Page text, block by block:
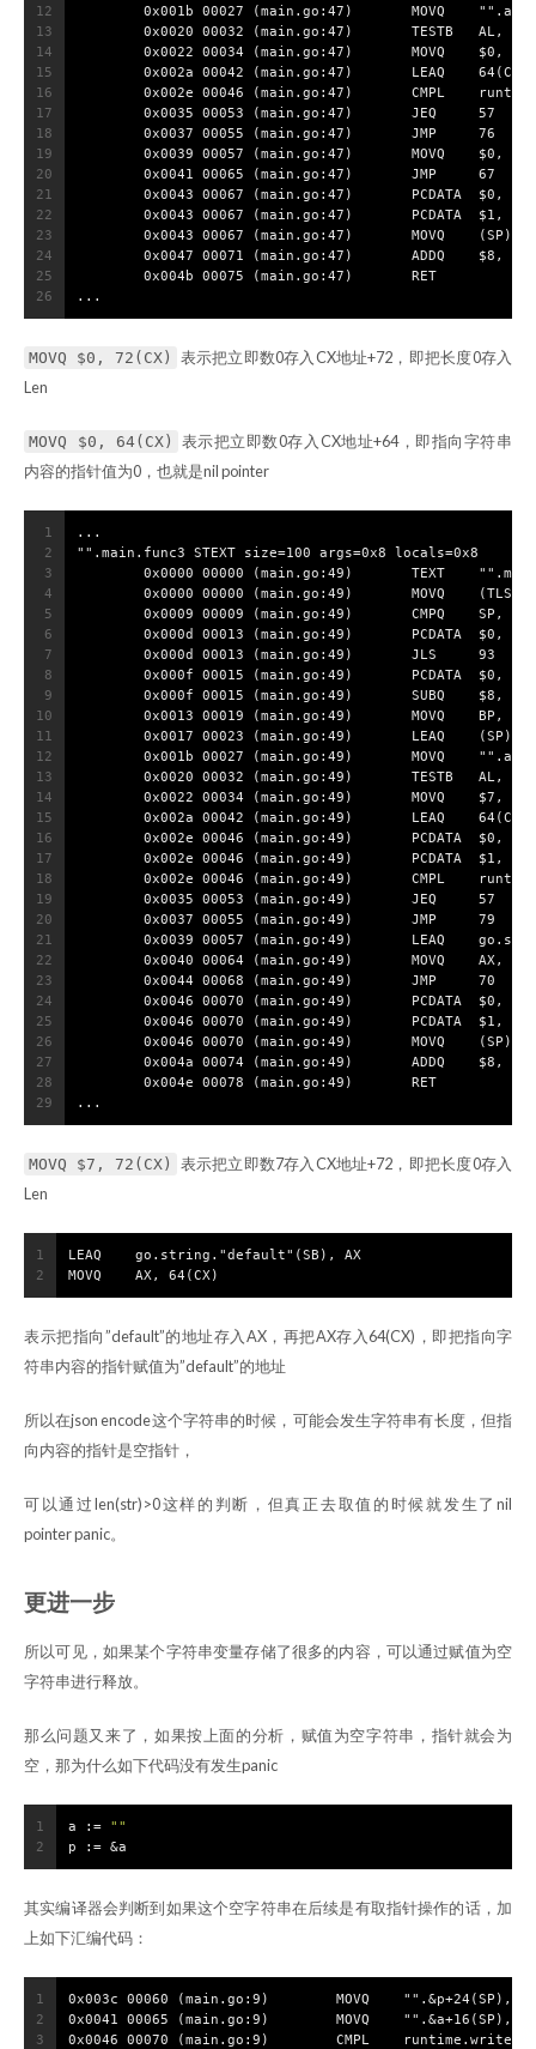
12
13
14
15
16
17
18
19
20
21
22
23
24
25
26
0x001b 00027 (main.go:47)       MOVQ
0x0020 00032 (main.go:47)       TESTB   AL,
0x0022 00034 (main.go:47)       MOVQ    $0,
0x002a 00042 (main.go:47)       LEAQ
0x002e 00046 (main.go:47)       CMPL
        0x0035 00053 (main.go:47)       JEQ     57
        0x0037 00055 (main.go:47)       JMP     76
0x0039 00057 (main.go:47)       MOVQ    $0,
        0x0041 00065 (main.go:47)       JMP     67
        0x0043 00067 (main.go:47)       PCDATA  $0, $-1
        0x0043 00067 (main.go:47)       PCDATA  $1, $-1
0x0043 00067 (main.go:47)       MOVQ    (SP),
        0x0047 00071 (main.go:47)       ADDQ    $8, SP
        0x004b 00075 (main.go:47)       RET
...
MOVQ $0, 72(CX)
表示把立即数0存入CX地址+72，即把长度0存入
Len
MOVQ $0, 64(CX)
表示把立即数0存入CX地址+64，即指向字符串
内容的指针值为0，也就是nil pointer
1
2
3
4
5
6
7
8
9
10
11
12
13
14
15
16
17
18
19
20
21
22
23
24
25
26
27
28
29
...
"".main.func3 STEXT size=100 args=0x8 locals=0x8
0x0000 00000 (main.go:49)       TEXT
0x0000 00000 (main.go:49)       MOVQ    (TLS),
0x0009 00009 (main.go:49)       CMPQ    SP,
        0x000d 00013 (main.go:49)       PCDATA  $0, $-2
        0x000d 00013 (main.go:49)       JLS     93
        0x000f 00015 (main.go:49)       PCDATA  $0, $-1
        0x000f 00015 (main.go:49)       SUBQ    $8, SP
0x0013 00019 (main.go:49)       MOVQ    BP,
0x0017 00023 (main.go:49)       LEAQ    (SP),
0x001b 00027 (main.go:49)       MOVQ
0x0020 00032 (main.go:49)       TESTB   AL,
0x0022 00034 (main.go:49)       MOVQ    $7,
0x002a 00042 (main.go:49)       LEAQ
        0x002e 00046 (main.go:49)       PCDATA  $0, $-2
        0x002e 00046 (main.go:49)       PCDATA  $1, $-2
0x002e 00046 (main.go:49)       CMPL
        0x0035 00053 (main.go:49)       JEQ     57
        0x0037 00055 (main.go:49)       JMP     79
0x0039 00057 (main.go:49)       LEAQ
0x0040 00064 (main.go:49)       MOVQ    AX,
        0x0044 00068 (main.go:49)       JMP     70
        0x0046 00070 (main.go:49)       PCDATA  $0, $-1
        0x0046 00070 (main.go:49)       PCDATA  $1, $-1
0x0046 00070 (main.go:49)       MOVQ    (SP),
        0x004a 00074 (main.go:49)       ADDQ    $8, SP
        0x004e 00078 (main.go:49)       RET
...
MOVQ $7, 72(CX)
表示把立即数7存入CX地址+72，即把长度0存入
Len
1
2
LEAQ    go.string."default"(SB), AX
MOVQ    AX, 64(CX)
表示把指向”default”的地址存入AX，再把AX存入64(CX)，即把指向字
符串内容的指针赋值为”default”的地址
所以在json encode这个字符串的时候，可能会发生字符串有长度，但指
向内容的指针是空指针，
可以通过len(str)>0这样的判断，但真正去取值的时候就发生了nil
pointer panic。
更进一步
所以可见，如果某个字符串变量存储了很多的内容，可以通过赋值为空
字符串进行释放。
那么问题又来了，如果按上面的分析，赋值为空字符串，指针就会为
空，那为什么如下代码没有发生panic
1
2
a := ""
p := &a
其实编译器会判断到如果这个空字符串在后续是有取指针操作的话，加
上如下汇编代码：
1
2
3
0x003c 00060 (main.go:9)	MOVQ	"".&p+24(SP), DI
0x0041 00065 (main.go:9)	MOVQ	"".&a+16(SP), AX
0x0046 00070 (main.go:9)	CMPL